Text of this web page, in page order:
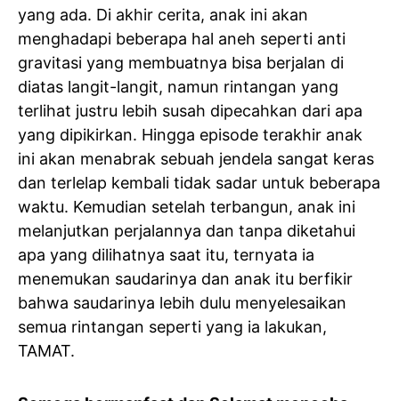
yang ada. Di akhir cerita, anak ini akan
menghadapi beberapa hal aneh seperti anti
gravitasi yang membuatnya bisa berjalan di
diatas langit-langit, namun rintangan yang
terlihat justru lebih susah dipecahkan dari apa
yang dipikirkan. Hingga episode terakhir anak
ini akan menabrak sebuah jendela sangat keras
dan terlelap kembali tidak sadar untuk beberapa
waktu. Kemudian setelah terbangun, anak ini
melanjutkan perjalannya dan tanpa diketahui
apa yang dilihatnya saat itu, ternyata ia
menemukan saudarinya dan anak itu berfikir
bahwa saudarinya lebih dulu menyelesaikan
semua rintangan seperti yang ia lakukan,
TAMAT.